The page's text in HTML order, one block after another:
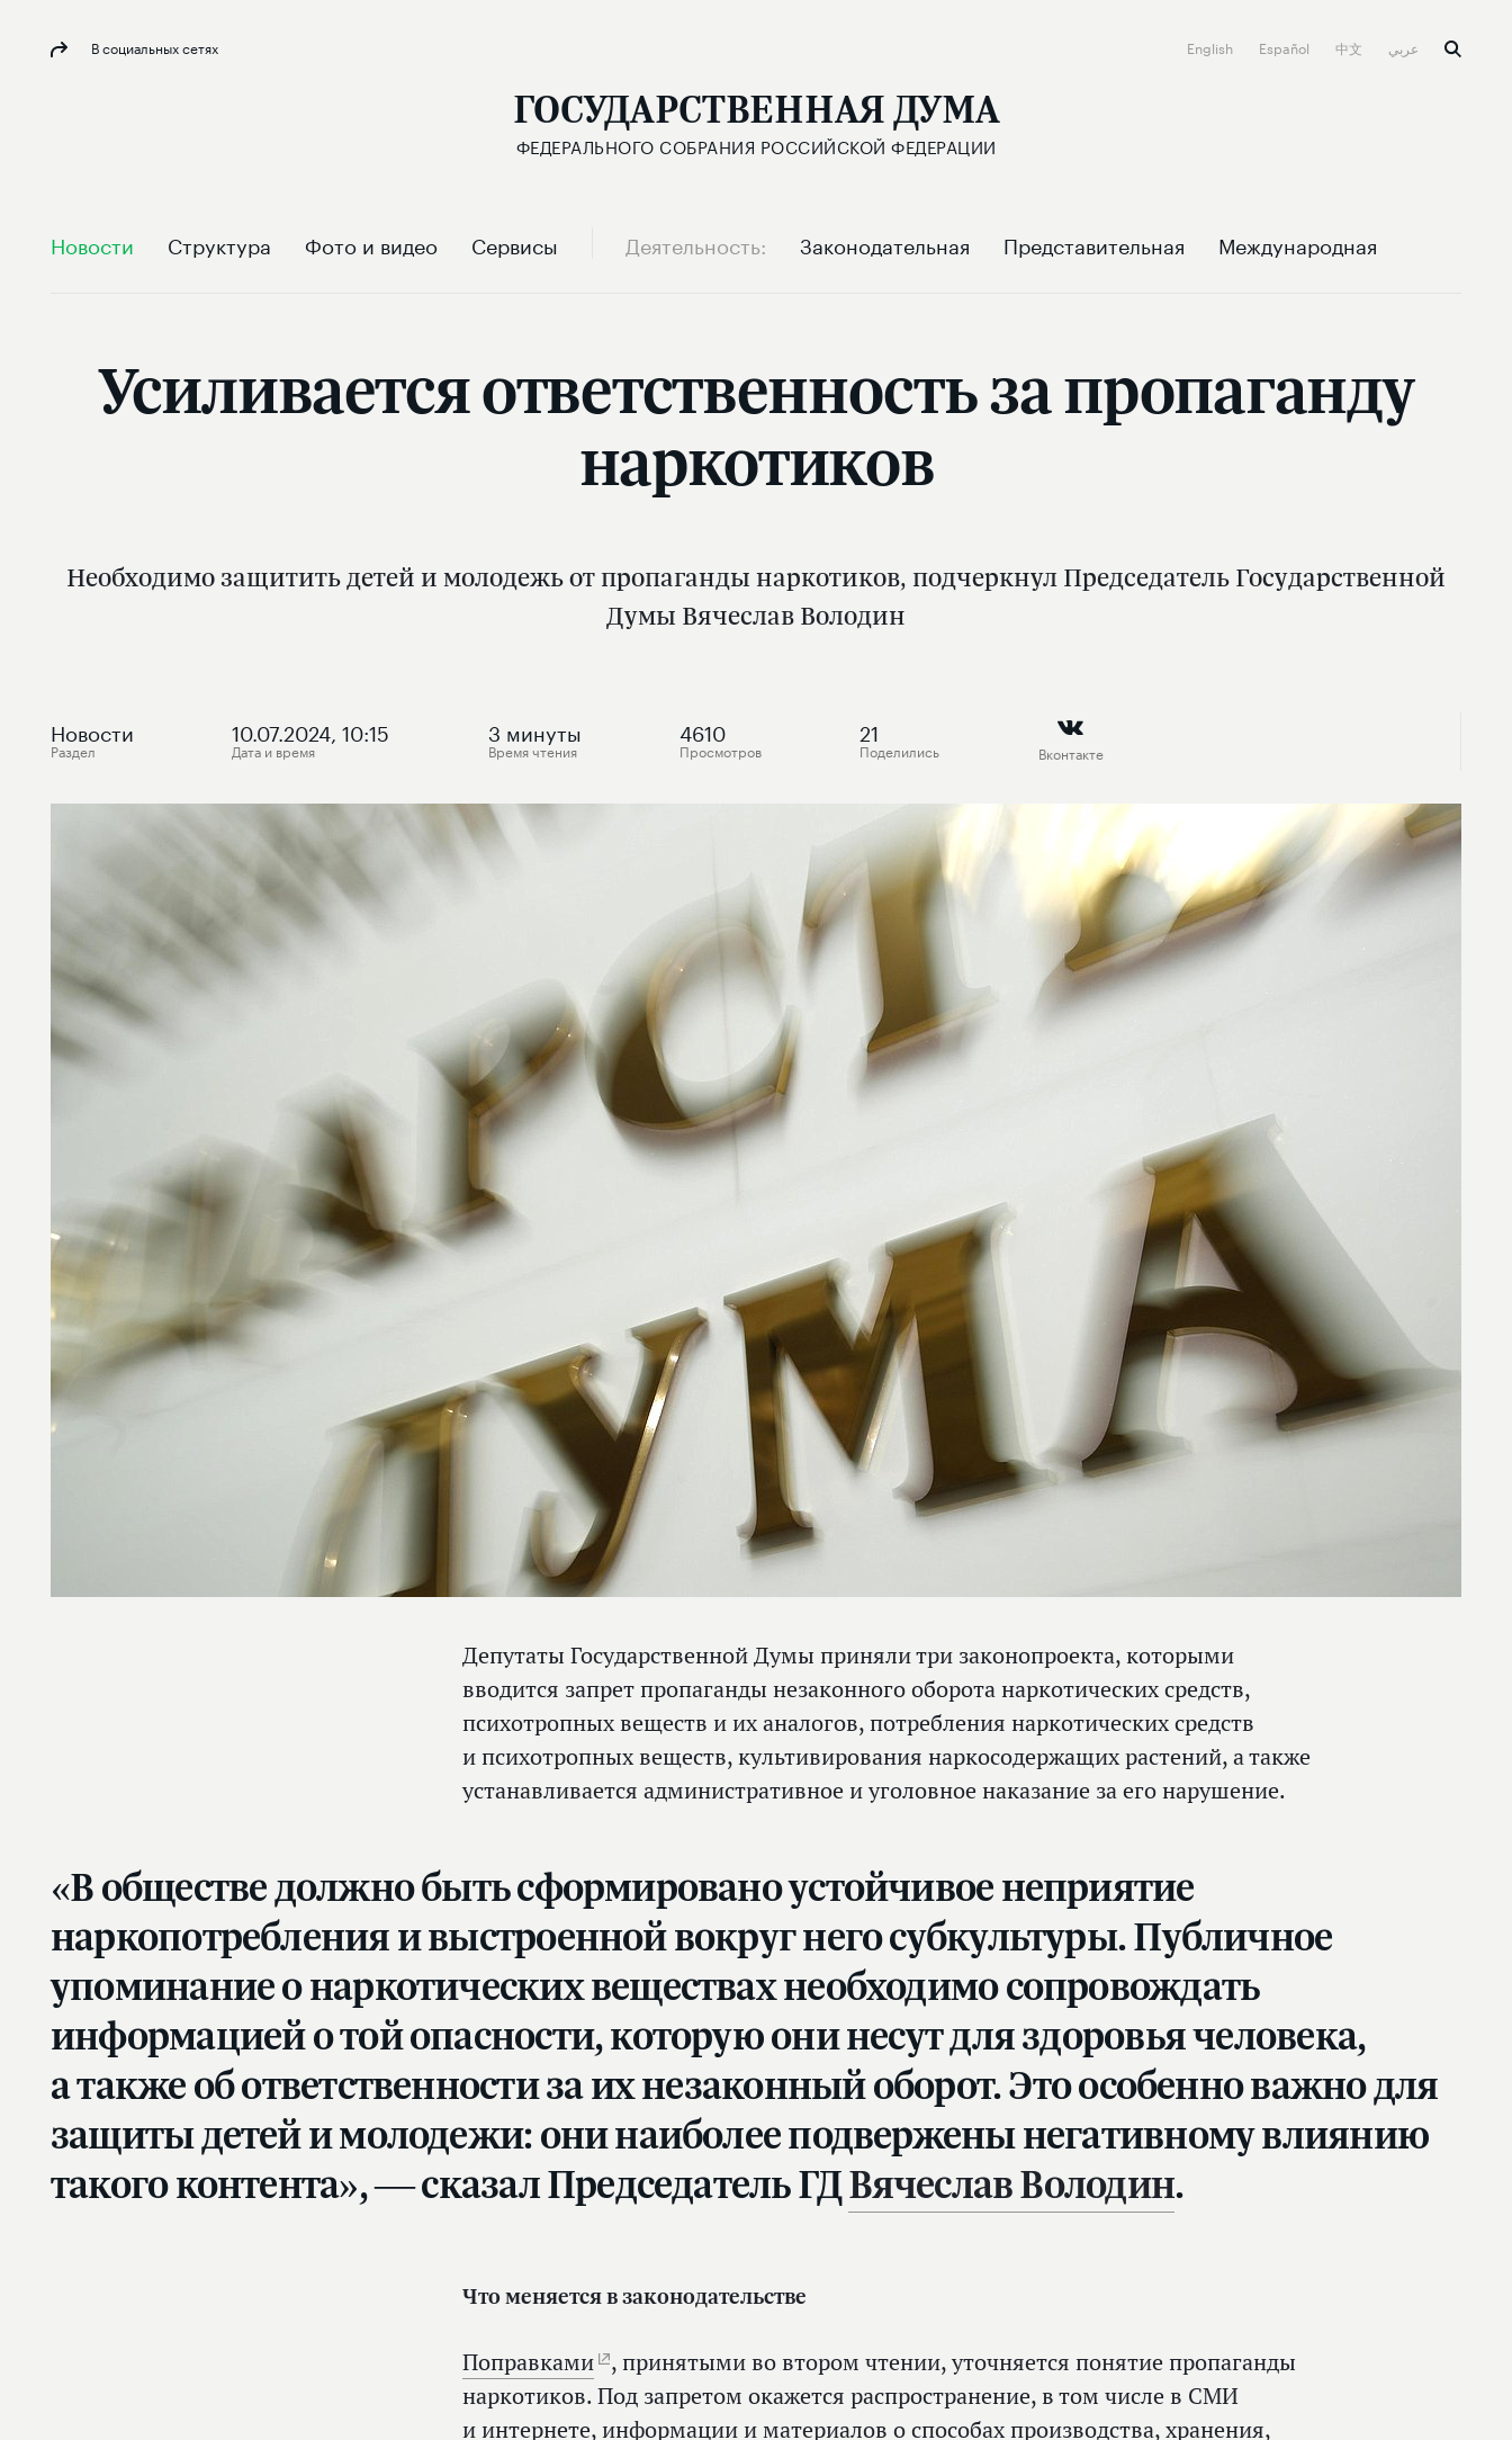
В социальных сетях English Español 中文
ГОСУДАРСТВЕННАЯ ДУМА
ФЕДЕРАЛЬНОГО СОБРАНИЯ РОССИЙСКОЙ ФЕДЕРАЦИИ
Новости Структура Фото и видео Сервисы Деятельность Законодательная Представительная Международная
Усиливается ответственность за пропаганду
наркотиков
Необходимо защитить детей и молодежь от пропаганды наркотиков, подчеркнул Председатель Государственной
Думы Вячеслав Володин
Новости
Раздел
10.07.2024, 10:15
Дата и время
3 минуты
Время чтения
4610
Просмотров
21
Поделились Вконтакте
Депутаты Государственной Думы приняли три законопроекта, которыми
вводится запрет пропаганды незаконного оборота наркотических средств,
психотропных веществ и их аналогов, потребления наркотических средств
и психотропных веществ, культивирования наркосодержащих растений, а также
устанавливается административное и уголовное наказание за его нарушение.
«В обществе должно быть сформировано устойчивое неприятие
наркопотребления и выстроенной вокруг него субкультуры. Публичное
упоминание о наркотических веществах необходимо сопровождать
информацией о той опасности, которую они несут для здоровья человека,
а также об ответственности за их незаконный оборот. Это особенно важно для
защиты детей и молодежи: они наиболее подвержены негативному влиянию
такого контента», — сказал Председатель ГДВячеслав Володин.
Что меняется в законодательстве
Поправками
, принятыми во втором чтении, уточняется понятие пропаганды
наркотиков. Под запретом окажется распространение, в том числе в СМИ
и интернете, информации и материалов о способах производства, хранения,